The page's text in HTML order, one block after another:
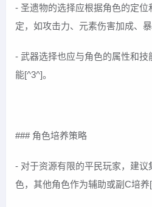
- 圣遗物的选择应根据角色的定
定，如攻击力、元素伤害加成、暴
- 武器选择也应与角色的属性和
能[^3^]。
### 角色培养策略
- 对于资源有限的平民玩家，建议
色，其他角色作为辅助或副C培养